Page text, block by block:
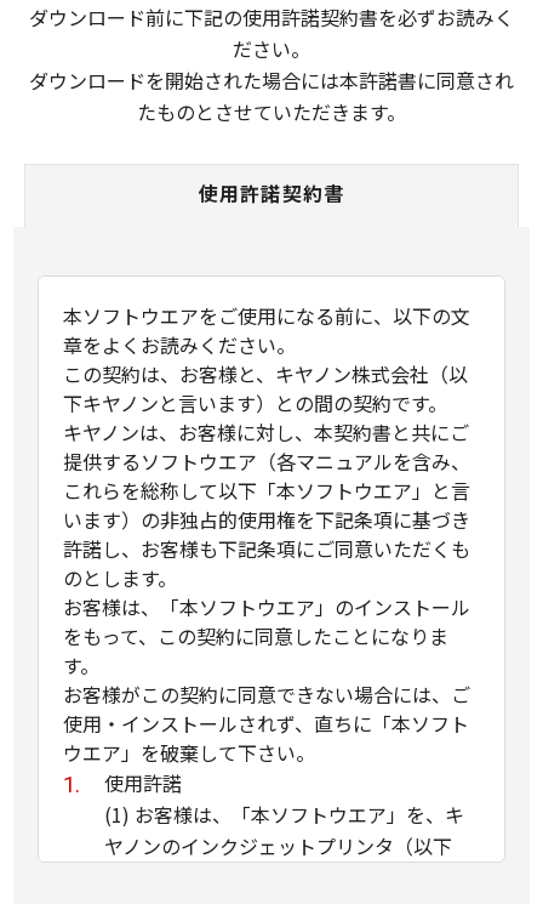
ダウンロード前に下記の使用許諾契約書を必ずお読みく
ださい。
ダウンロードを開始された場合には本許諾書に同意され
たものとさせていただきます。
使用許諾契約書
本ソフトウエアをご使用になる前に、以下の文
章をよくお読みください。
この契約は、お客様と、キヤノン株式会社（以
下キヤノンと言います）との間の契約です。
キヤノンは、お客様に対し、本契約書と共にご
提供するソフトウエア（各マニュアルを含み、
これらを総称して以下「本ソフトウエア」と言
います）の非独占的使用権を下記条項に基づき
許諾し、お客様も下記条項にご同意いただくも
のとします。
お客様は、「本ソフトウエア」のインストール
をもって、この契約に同意したことになりま
す。
お客様がこの契約に同意できない場合には、ご
使用・インストールされず、直ちに「本ソフト
ウエア」を破棄して下さい。
使用許諾
(1) お客様は、「本ソフトウエア」を、キ
ヤノンのインクジェットプリンタ（以下